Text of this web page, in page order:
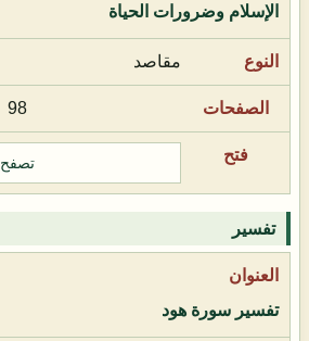
الإسلام وضرورات الحياة
مقاصد
98
تصفح
تفسير
تفسير سورة هود